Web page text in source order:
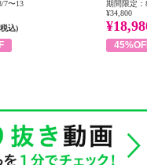
7〜13
込)
期間限定：
¥34,800